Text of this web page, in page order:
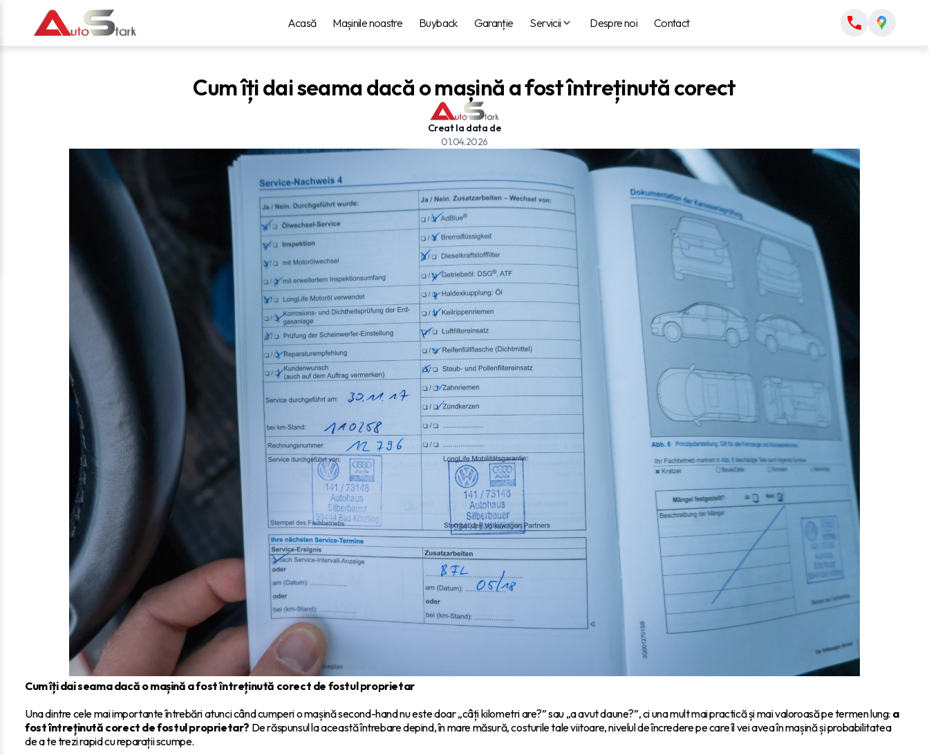
Acasă Mașinile noastre Buyback Garanție Servicii Despre noi Contact
Cum îți dai seama dacă o mașină a fost întreținută corect
Creat la data de
01.04.2026
Cum îți dai seama dacă o mașină a fost întreținută corect de fostul proprietar
Una dintre cele mai importante întrebări atunci când cumperi o mașină second-hand nu este doar „câți kilometri are?” sau „a avut daune?”, ci una mult mai practică și mai valoroasă pe termen lung: a
fost întreținută corect de fostul proprietar? De răspunsul la această întrebare depind, în mare măsură, costurile tale viitoare, nivelul de încredere pe care îl vei avea în mașină și probabilitatea
de a te trezi rapid cu reparații scumpe.